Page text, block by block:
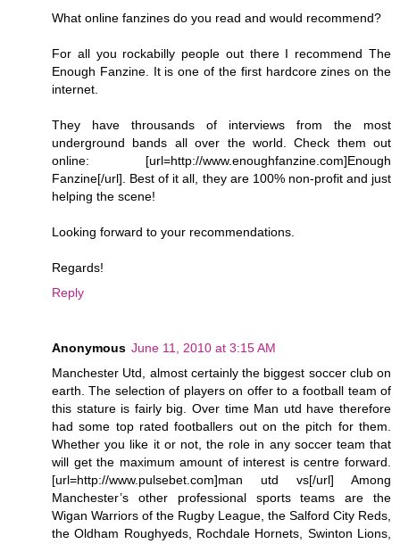
What online fanzines do you read and would recommend?
For all you rockabilly people out there I recommend The
Enough Fanzine. It is one of the first hardcore zines on the
internet.
They have throusands of interviews from the most
underground bands all over the world. Check them out
online: [url=http://www.enoughfanzine.com]Enough
Fanzine[/url]. Best of it all, they are 100% non-profit and just
helping the scene!
Looking forward to your recommendations.
Regards!
Reply
Anonymous June 11, 2010 at 3:15 AM
Manchester Utd, almost certainly the biggest soccer club on
earth. The selection of players on offer to a football team of
this stature is fairly big. Over time Man utd have therefore
had some top rated footballers out on the pitch for them.
Whether you like it or not, the role in any soccer team that
will get the maximum amount of interest is centre forward.
[url=http://www.pulsebet.com]man utd vs[/url] Among
Manchester’s other professional sports teams are the
Wigan Warriors of the Rugby League, the Salford City Reds,
the Oldham Roughyeds, Rochdale Hornets, Swinton Lions,